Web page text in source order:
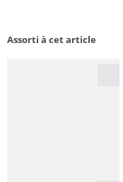
Assorti à cet article